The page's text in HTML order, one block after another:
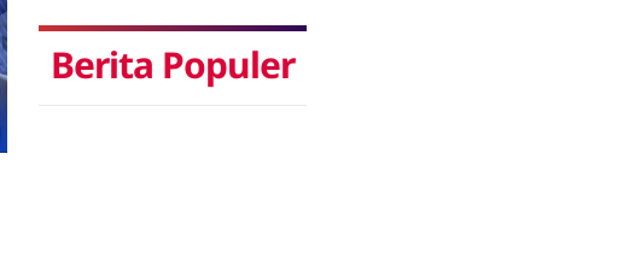
Berita Populer